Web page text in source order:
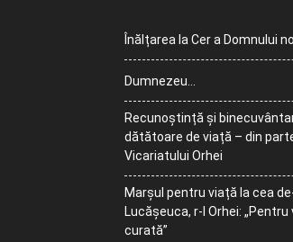
Înălțarea la Cer a Domnului
Dumnezeu…
Recunoștință și
dătătoare de viață – din
Vicariatului Orhei
Marșul pentru viață la cea
Lucășeuca, r-l Orhei:
curată”